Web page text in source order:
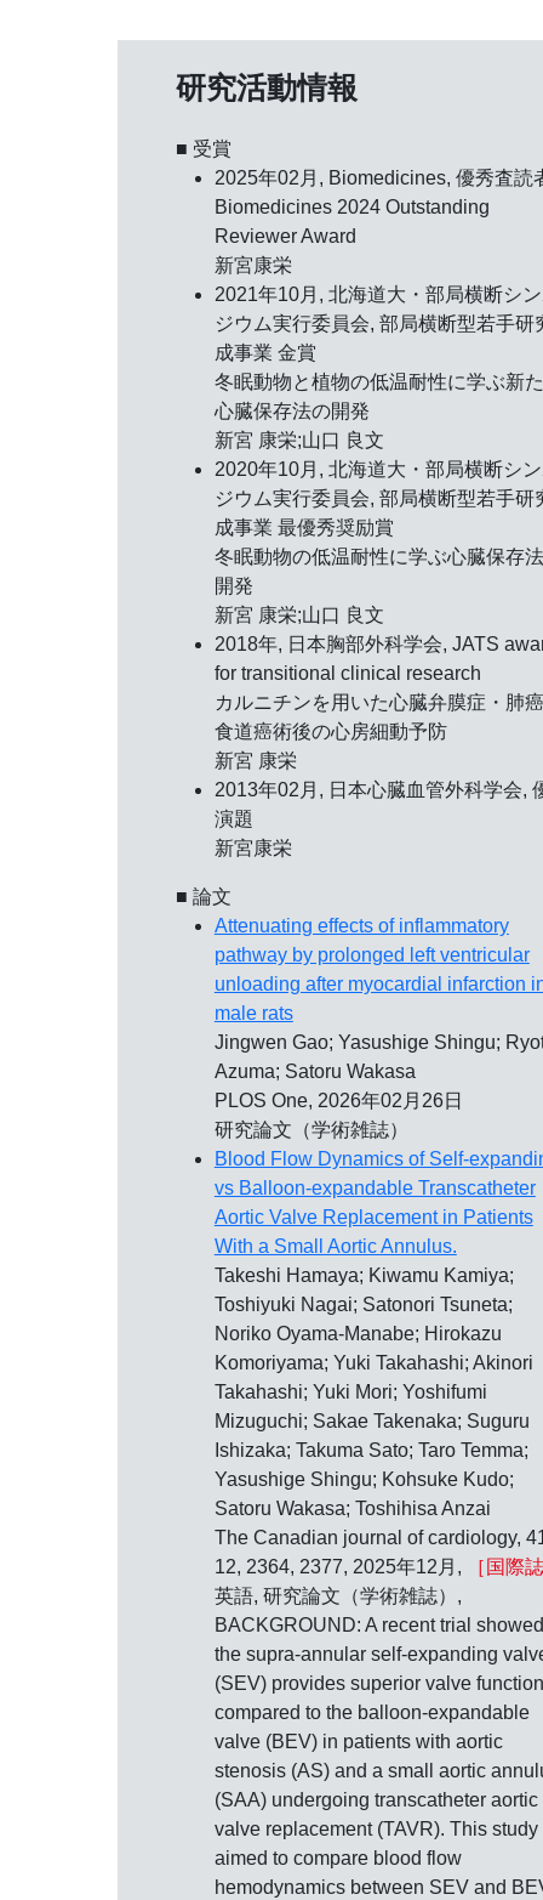
研究活動情報
■ 受賞
2025年02月, Biomedicines, 優秀査読
Biomedicines 2024 Outstanding
Reviewer Award
新宮康栄
2021年10月, 北海道大・部局横断シ
ジウム実行委員会, 部局横断型若手研
成事業 金賞
冬眠動物と植物の低温耐性に学ぶ新
心臓保存法の開発
新宮 康栄;山口 良文
2020年10月, 北海道大・部局横断シ
ジウム実行委員会, 部局横断型若手研
成事業 最優秀奨励賞
冬眠動物の低温耐性に学ぶ心臓保存
開発
新宮 康栄;山口 良文
2018年, 日本胸部外科学会, JATS
for transitional clinical research
カルニチンを用いた心臓弁膜症・肺
食道癌術後の心房細動予防
新宮 康栄
2013年02月, 日本心臓血管外科学会,
演題
新宮康栄
■ 論文
Attenuating effects of inflammatory
pathway by prolonged left ventricular
unloading after myocardial infarction
male rats
Jingwen Gao; Yasushige Shingu;
Azuma; Satoru Wakasa
PLOS One, 2026年02月26日
研究論文（学術雑誌）
Blood Flow Dynamics of Self-
vs Balloon-expandable Transcatheter
Aortic Valve Replacement in Patients
With a Small Aortic Annulus.
Takeshi Hamaya; Kiwamu Kamiya;
Toshiyuki Nagai; Satonori Tsuneta;
Noriko Oyama-Manabe; Hirokazu
Komoriyama; Yuki Takahashi; Akinori
Takahashi; Yuki Mori; Yoshifumi
Mizuguchi; Sakae Takenaka; Suguru
Ishizaka; Takuma Sato; Taro Temma;
Yasushige Shingu; Kohsuke Kudo;
Satoru Wakasa; Toshihisa Anzai
The Canadian journal of cardiology,
12, 2364, 2377, 2025年12月,
［国際
英語, 研究論文（学術雑誌）,
BACKGROUND: A recent trial showed
the supra-annular self-expanding
(SEV) provides superior valve function
compared to the balloon-expandable
valve (BEV) in patients with aortic
stenosis (AS) and a small aortic
(SAA) undergoing transcatheter aortic
valve replacement (TAVR). This study
aimed to compare blood flow
hemodynamics between SEV and